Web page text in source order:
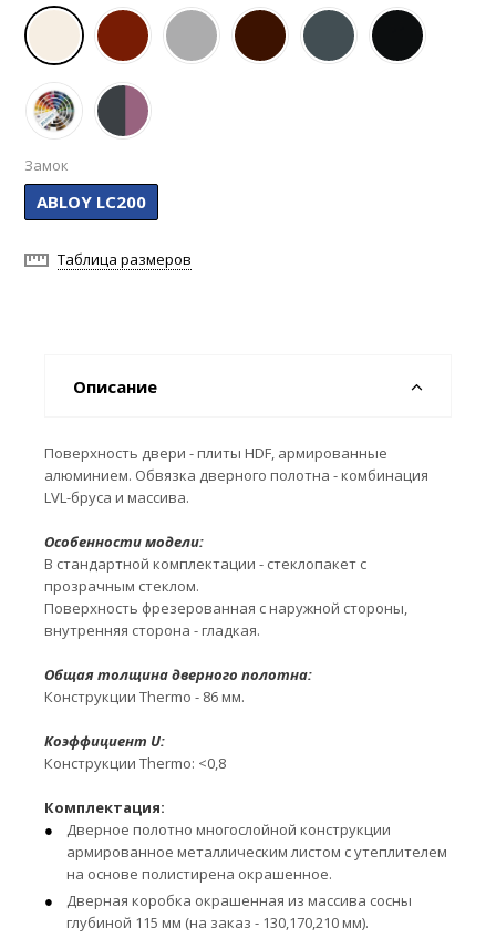
Замок
ABLOY LC200
Таблица размеров
Описание
Поверхность двери - плиты HDF, армированные
алюминием. Обвязка дверного полотна - комбинация
LVL-бруса и массива.
Особенности модели:
В стандартной комплектации - стеклопакет с
прозрачным стеклом.
Поверхность фрезерованная с наружной стороны,
внутренняя сторона - гладкая.
Общая толщина дверного полотна:
Конструкции Thermo - 86 мм.
Коэффициент U:
Конструкции Thermo: <0,8
Комплектация:
Дверное полотно многослойной конструкции
армированное металлическим листом с утеплителем
на основе полистирена окрашенное.
Дверная коробка окрашенная из массива сосны
глубиной 115 мм (на заказ - 130,170,210 мм).